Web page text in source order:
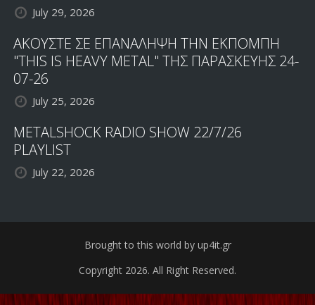
July 29, 2026
ΑΚΟΥΣΤΕ ΣΕ ΕΠΑΝΑΛΗΨΗ ΤΗΝ ΕΚΠΟΜΠΗ
"THIS IS HEAVY METAL" ΤΗΣ ΠΑΡΑΣΚΕΥΗΣ 24-
07-26
July 25, 2026
METALSHOCK RADIO SHOW 22/7/26
PLAYLIST
July 22, 2026
Brought to this world by up4it.gr
Copyright 2026. All Right Reserved.